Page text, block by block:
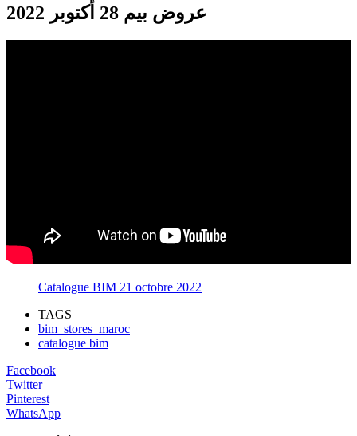
عروض بيم 28 أكتوبر 2022
Catalogue BIM 21 octobre 2022
TAGS
bim_stores_maroc
catalogue bim
Facebook
Twitter
Pinterest
WhatsApp